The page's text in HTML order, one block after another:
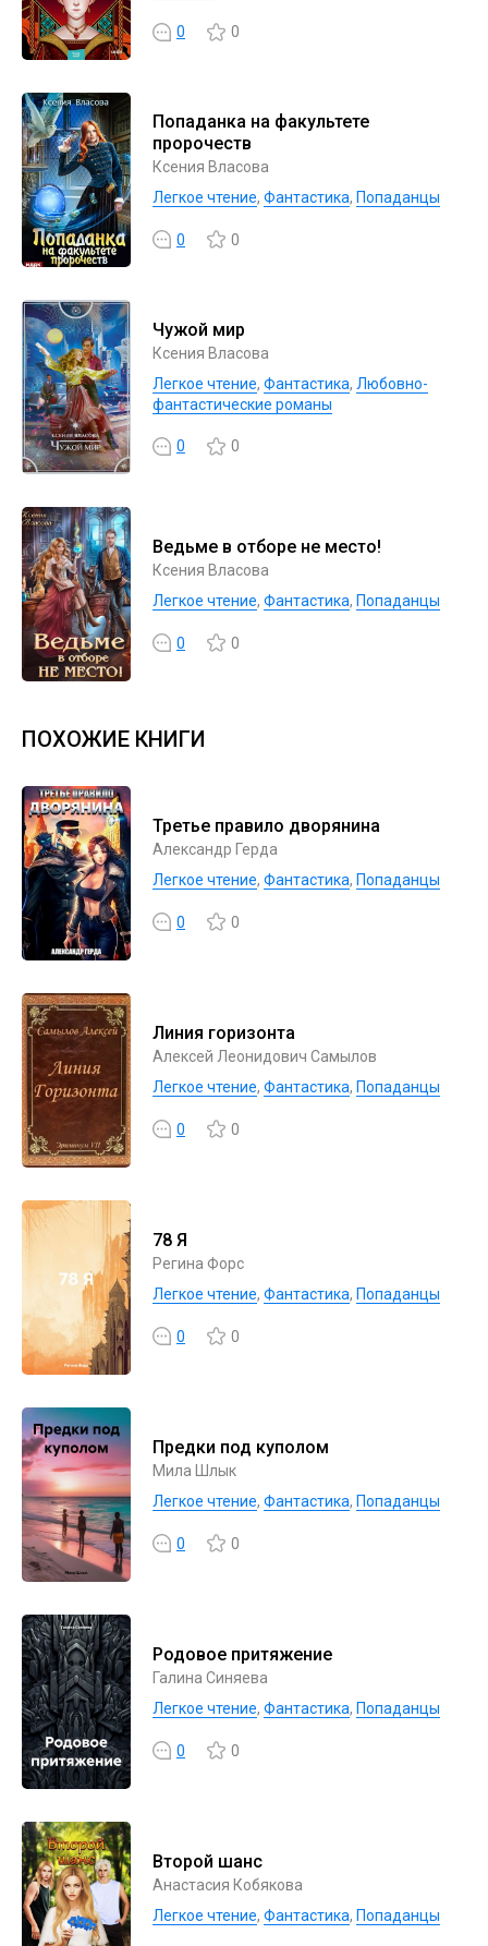
0 0
Попаданка на факультете
пророчеств
Ксения Власова
Легкое чтение, Фантастика, Попаданцы
0 0
Чужой мир
Ксения Власова
Легкое чтение, Фантастика, Любовно-
фантастические романы
0 0
Ведьме в отборе не место!
Ксения Власова
Легкое чтение, Фантастика, Попаданцы
0 0
ПОХОЖИЕ КНИГИ
Третье правило дворянина
Александр Герда
Легкое чтение, Фантастика, Попаданцы
0 0
Линия горизонта
Алексей Леонидович Самылов
Легкое чтение, Фантастика, Попаданцы
0 0
78 Я
Регина Форс
Легкое чтение, Фантастика, Попаданцы
0 0
Предки под куполом
Мила Шлык
Легкое чтение, Фантастика, Попаданцы
0 0
Родовое притяжение
Галина Синяева
Легкое чтение, Фантастика, Попаданцы
0 0
Второй шанс
Анастасия Кобякова
Легкое чтение, Фантастика, Попаданцы